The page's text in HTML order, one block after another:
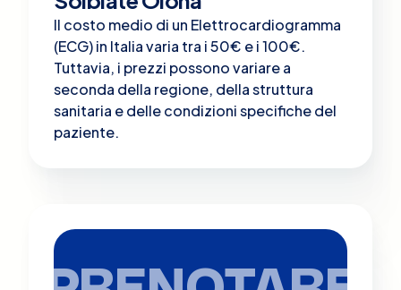
Il costo medio di un Elettrocardiogramma
(ECG) in Italia varia tra i 50€ e i 100€.
Tuttavia, i prezzi possono variare a
seconda della regione, della struttura
sanitaria e delle condizioni specifiche del
paziente.